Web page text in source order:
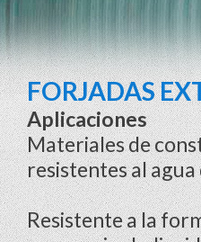
FORJADAS
Aplicaciones
Materiales de
resistentes al agua
Resistente a la